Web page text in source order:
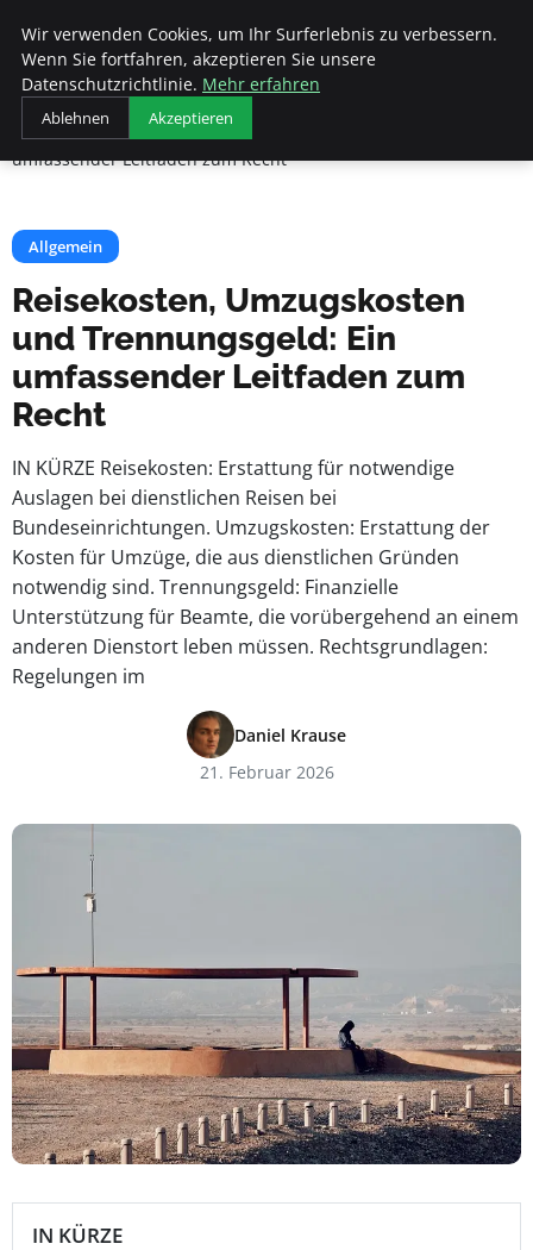
Beyond Surface
Startseite
Allgemein
Reisekosten, Umzugskosten und Trennungsgeld: Ein
umfassender Leitfaden zum Recht
Allgemein
Reisekosten, Umzugskosten
und Trennungsgeld: Ein
umfassender Leitfaden zum
Recht
IN KÜRZE Reisekosten: Erstattung für notwendige
Auslagen bei dienstlichen Reisen bei
Bundeseinrichtungen. Umzugskosten: Erstattung der
Kosten für Umzüge, die aus dienstlichen Gründen
notwendig sind. Trennungsgeld: Finanzielle
Unterstützung für Beamte, die vorübergehend an einem
anderen Dienstort leben müssen. Rechtsgrundlagen:
Regelungen im
Daniel Krause
21. Februar 2026
IN KÜRZE
Wir verwenden Cookies, um Ihr Surferlebnis zu verbessern.
Wenn Sie fortfahren, akzeptieren Sie unsere
Datenschutzrichtlinie. Mehr erfahren
Ablehnen Akzeptieren